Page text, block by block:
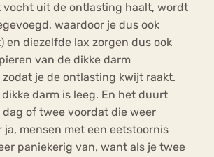
vocht uit de ontlasting haalt, wordt
waardoor je dus ook
en diezelfde lax zorgen dus ook
van de dikke darm
je de ontlasting kwijt raakt.
dikke darm is leeg. En het duurt
of twee voordat die weer
ja, mensen met een eetstoornis
paniekerig van, want als je twee